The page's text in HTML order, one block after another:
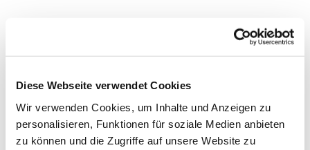
Diese Webseite verwendet Cookies
Wir verwenden Cookies, um Inhalte und Anzeigen zu
personalisieren, Funktionen für soziale Medien anbieten
zu können und die Zugriffe auf unsere Website zu